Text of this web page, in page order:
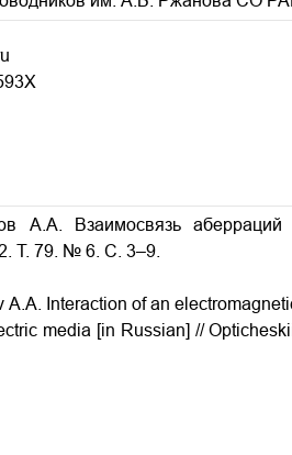
А.А. Взаимосвязь аберраций
Т. 79. № 6. С. 3–9.
A.A. Interaction of an
media [in Russian] //